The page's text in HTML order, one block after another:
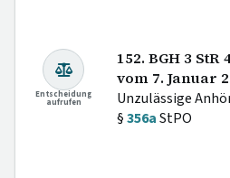
Entscheidung
aufrufen
152. BGH 3 StR
vom 7. Januar
Unzulässige
§356aStPO